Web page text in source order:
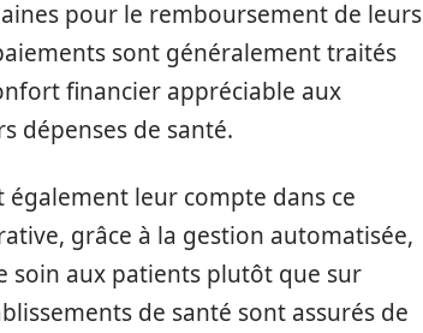
pour le remboursement de leurs
sont généralement traités
financier appréciable aux
dépenses de santé.
leur compte dans ce
grâce à la gestion automatisée,
soin aux patients plutôt que sur
de santé sont assurés de